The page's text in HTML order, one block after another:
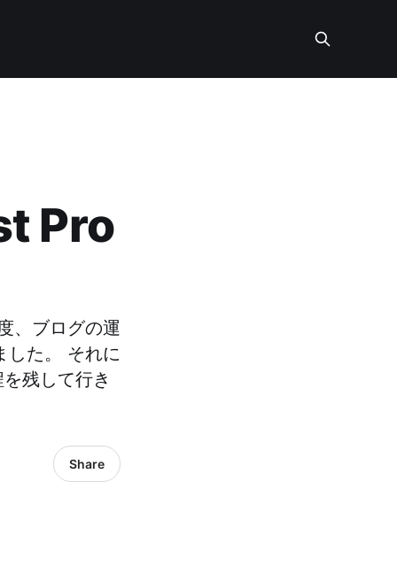
Pro
、ブログの運
した。 それに
残して行き
Share